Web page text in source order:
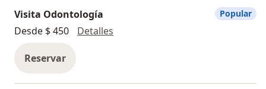
Visita Odontología
Desde $ 450
Detalles
Reservar
Popular